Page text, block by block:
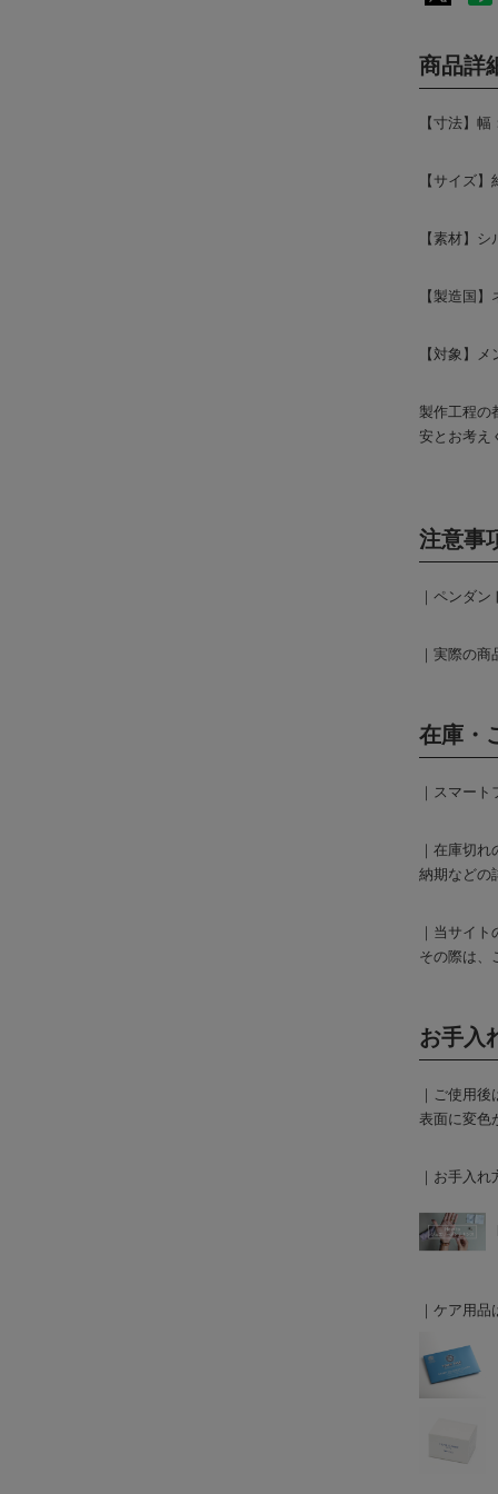
商品詳
【寸法】
【サイズ
【素材】
【製造国
【対象】
製作工程の
安とお考え
注意事
｜ペンダ
｜実際の
在庫・
｜スマー
｜在庫切
納期などの
｜当サイ
その際は、
お手入
｜ご使用
表面に変色
｜お手入
｜ケア用